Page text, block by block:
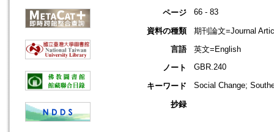
ページ 66 - 83
資料の種類
期刊論文=Journal
言語
英文=English
ノート
GBR.240
キーワード Social Change;
抄録